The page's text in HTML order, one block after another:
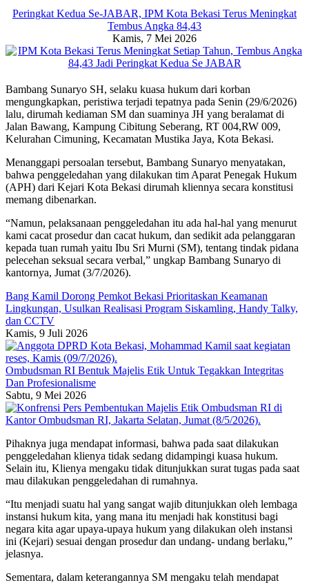
Peringkat Kedua Se-JABAR, IPM Kota Bekasi Terus Meningkat
Tembus Angka 84,43
Kamis, 7 Mei 2026
Bambang Sunaryo SH, selaku kuasa hukum dari korban
mengungkapkan, peristiwa terjadi tepatnya pada Senin (29/6/2026)
lalu, dirumah kediaman SM dan suaminya JH yang beralamat di
Jalan Bawang, Kampung Cibitung Seberang, RT 004,RW 009,
Kelurahan Cimuning, Kecamatan Mustika Jaya, Kota Bekasi.
Menanggapi persoalan tersebut, Bambang Sunaryo menyatakan,
bahwa penggeledahan yang dilakukan tim Aparat Penegak Hukum
(APH) dari Kejari Kota Bekasi dirumah kliennya secara konstitusi
memang dibenarkan.
“Namun, pelaksanaan penggeledahan itu ada hal-hal yang menurut
kami cacat prosedur dan cacat hukum, dan sedikit ada pelanggaran
kepada tuan rumah yaitu Ibu Sri Murni (SM), tentang tindak pidana
pelecehan seksual secara verbal,” ungkap Bambang Sunaryo di
kantornya, Jumat (3/7/2026).
Bang Kamil Dorong Pemkot Bekasi Prioritaskan Keamanan
Lingkungan, Usulkan Realisasi Program Siskamling, Handy Talky,
dan CCTV
Kamis, 9 Juli 2026
Ombudsman RI Bentuk Majelis Etik Untuk Tegakkan Integritas
Dan Profesionalisme
Sabtu, 9 Mei 2026
Pihaknya juga mendapat informasi, bahwa pada saat dilakukan
penggeledahan klienya tidak sedang didampingi kuasa hukum.
Selain itu, Klienya mengaku tidak ditunjukkan surat tugas pada saat
mau dilakukan penggeledahan di rumahnya.
“Itu menjadi suatu hal yang sangat wajib ditunjukkan oleh lembaga
instansi hukum kita, yang mana itu menjadi hak konstitusi bagi
negara kita agar upaya-upaya hukum yang dilakukan oleh instansi
ini (Kejari) sesuai dengan prosedur dan undang- undang berlaku,”
jelasnya.
Sementara, dalam keterangannya SM mengaku telah mendapat